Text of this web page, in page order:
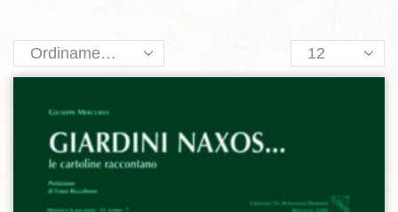
Products
per
Aggiungi alla lista dei desideri